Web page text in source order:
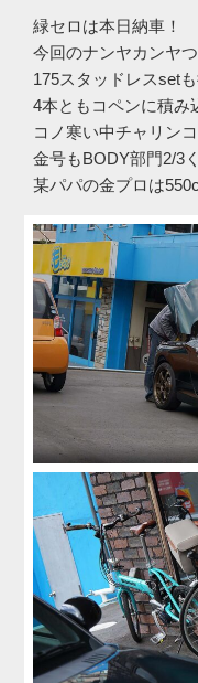
緑セロは本日納車！
今回のナンヤカンヤ
175スタッドレスset
4本ともコペンに積み
コノ寒い中チャリン
金号もBODY部門2/3
某パパの金プロは